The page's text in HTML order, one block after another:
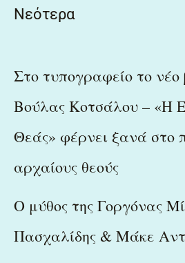
Νεότερα
Στο τυπογραφείο το νέο
Βούλας Κοτσάλου – «Η
Θεάς» φέρνει ξανά στο
αρχαίους θεούς
Ο μύθος της Γοργόνας
Πασχαλίδης & Μάκε